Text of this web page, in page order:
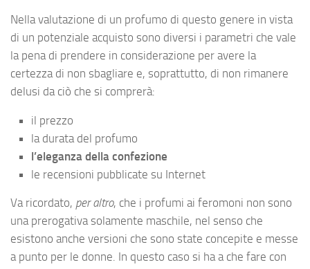
Nella valutazione di un profumo di questo genere in vista
di un potenziale acquisto sono diversi i parametri che vale
la pena di prendere in considerazione per avere la
certezza di non sbagliare e, soprattutto, di non rimanere
delusi da ciò che si comprerà:
il prezzo
la durata del profumo
l’eleganza della confezione
le recensioni pubblicate su Internet
Va ricordato, per altro, che i profumi ai feromoni non sono
una prerogativa solamente maschile, nel senso che
esistono anche versioni che sono state concepite e messe
a punto per le donne. In questo caso si ha a che fare con